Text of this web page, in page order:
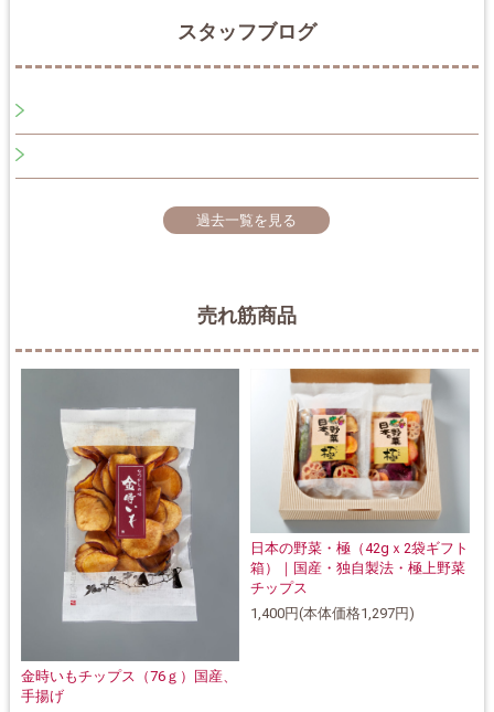
スタッフブログ
過去一覧を見る
売れ筋商品
金時いもチップス（76ｇ）国産、
手揚げ
日本の野菜・極（42gｘ2袋ギフト
箱）｜国産・独自製法・極上野菜
チップス
1,400円(本体価格1,297円)